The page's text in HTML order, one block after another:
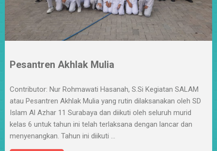
Pesantren Akhlak Mulia
Contributor: Nur Rohmawati Hasanah, S.Si Kegiatan SALAM
atau Pesantren Akhlak Mulia yang rutin dilaksanakan oleh SD
Islam Al Azhar 11 Surabaya dan diikuti oleh seluruh murid
kelas 6 untuk tahun ini telah terlaksana dengan lancar dan
menyenangkan. Tahun ini diikuti …